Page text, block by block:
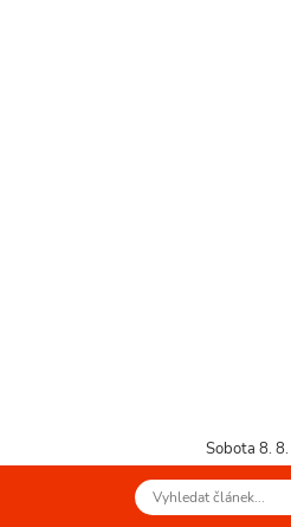
Sobota 8. 8.